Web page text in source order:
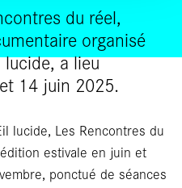
du réel,
organisé
a lieu
14 juin 2025.
lucide, Les Rencontres du
estivale en juin et
ponctué de séances